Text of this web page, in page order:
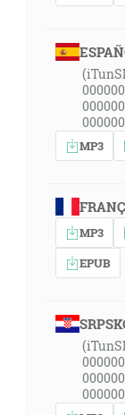
MP3
MP3
EPUB